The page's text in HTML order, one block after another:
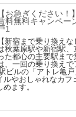
【お急ぎください！
料無料キャンペー
1
【新宿まで乗り換え
秋葉原駅や新宿駅
た都心の主要駅まで
、一回の乗り換え
ビルの「アトレ亀
ルやおしゃれなカフ
ます。